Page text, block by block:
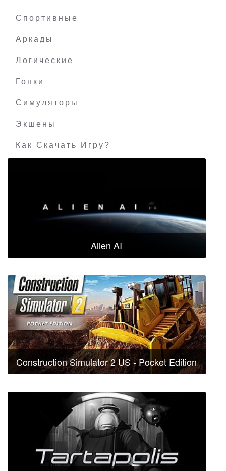
Спортивные
Аркады
Логические
Гонки
Симуляторы
Экшены
Как Скачать Игру?
Alien AI
Construction Simulator 2 US - Pocket Edition